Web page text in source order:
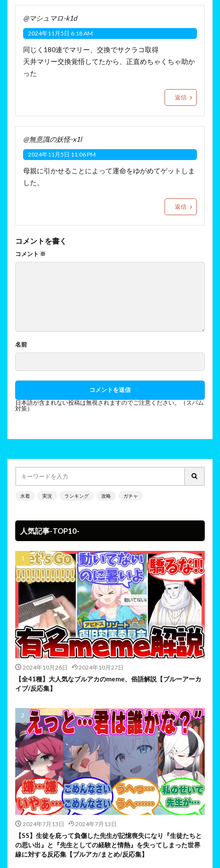
@マシュマロ-k1d
2024年11月5日 6:18 AM
同じく180連でマリー、交換でサクラコ取得
天井マリー交換覚悟してたから、正直めちゃくちゃ助か
った
返信
@無意識の妖怪-x1l
2024年11月5日 11:06 PM
母親に引かせることによって運命をゆがめてゲットしま
した。
返信
コメントを書く
コメント ※
名前
日本語が含まれない投稿は無視されますのでご注意ください。（スパム
対策）
水着 実況 ランキング 攻略 ガチャ
人気記事-TOP10-
2024年10月26日 2024年10月27日
【全41種】大人気なブルアカのmeme、俗語解説【ブルーアーカ
イブ/反応集】
2024年7月13日 2024年7月13日
【SS】生徒を庇って負傷した先生が記憶喪失になり『生徒たちと
の思い出』と『先生としての経験と情熱』を失ってしまった世界
線に対する反応集【ブルアカ/まとめ/反応集】